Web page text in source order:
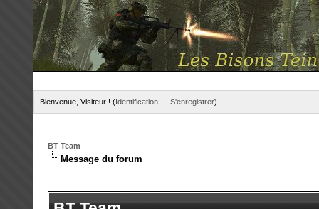
Bienvenue, Visiteur ! (Identification— S'enregistrer)
BT Team
Message du forum